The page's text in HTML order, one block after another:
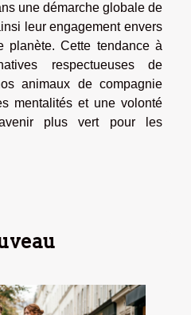
une démarche globale de
leur engagement envers
planète. Cette tendance à
respectueuses de
animaux de compagnie
mentalités et une volonté
plus vert pour les